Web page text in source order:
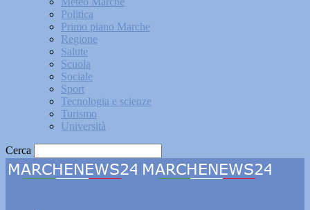
Politica
Primo piano Marche
Regione
Salute
Scuola
Sociale
Sport
Tecnologia e scienze
Turismo
Università
Cerca